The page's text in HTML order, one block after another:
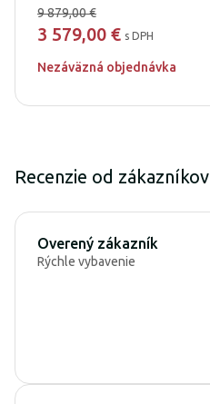
9 879,00 €
3 579,00 € s DPH
Nezáväzná objednávka
Recenzie od zákazníkov
Overený zákazník
Rýchle vybavenie